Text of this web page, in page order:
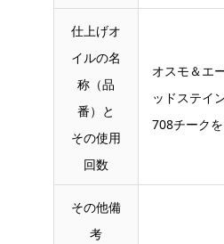
仕上げオ
イルの名
称（品
番）と
その使用
回数
オスモ＆エ
ッドステイ
708チーク
その他備
考